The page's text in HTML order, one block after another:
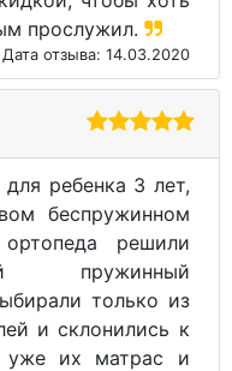
прослужил.
Дата отзыва: 14.03.2020
ребенка 3 лет,
беспружинном
решили
пружинный
только из
и склонились к
уже их матрас и